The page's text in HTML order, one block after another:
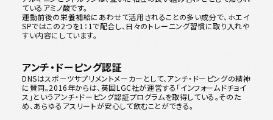
ているアミノ酸です。
運動前後の栄養補給にあわせて活用されることの多い成分で、ホエイ
SPではこの2つを1：1で配合し、日々のトレーニング習慣に取り入れや
すい内容にしています。
アンチ・ドーピング認証
DNSはスポーツサプリメントメーカーとして、アンチ・ドーピングの精神
に賛同。2016年からは、英国LGC社が運営する「インフォームドチョイ
ス」というアンチ・ドーピング認証プログラムを取得している。そのた
め、あらゆるアスリートが安心して飲むことができる。